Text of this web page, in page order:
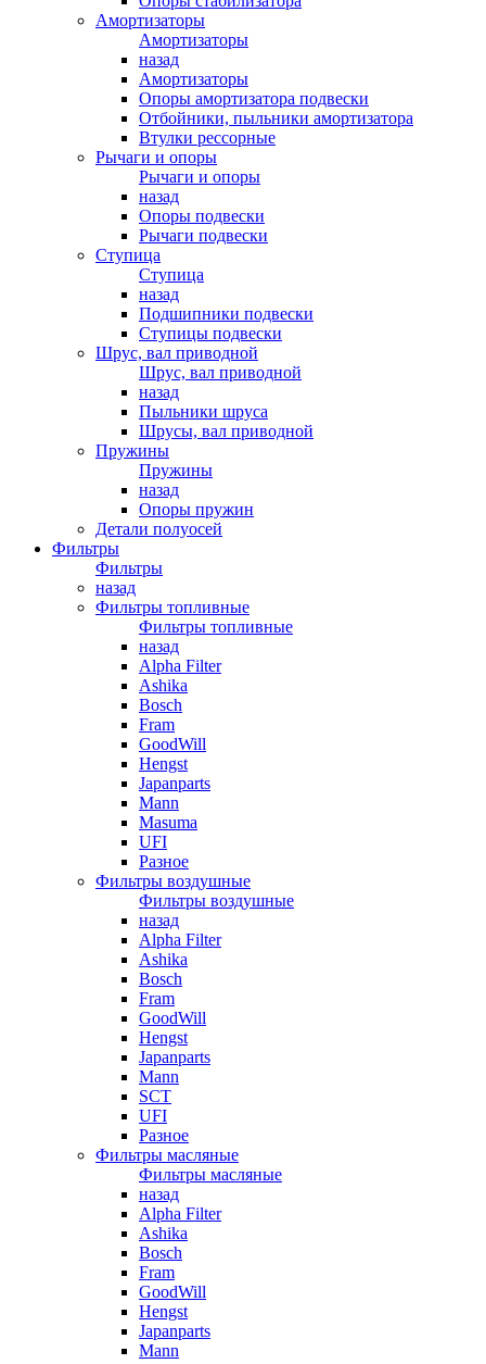
Амортизаторы
Амортизаторы
назад
Амортизаторы
Опоры амортизатора подвески
Отбойники, пыльники амортизатора
Втулки рессорные
Рычаги и опоры
Рычаги и опоры
назад
Опоры подвески
Рычаги подвески
Ступица
Ступица
назад
Подшипники подвески
Ступицы подвески
Шрус, вал приводной
Шрус, вал приводной
назад
Пыльники шруса
Шрусы, вал приводной
Пружины
Пружины
назад
Опоры пружин
Детали полуосей
Фильтры
Фильтры
назад
Фильтры топливные
Фильтры топливные
назад
Alpha Filter
Ashika
Bosch
Fram
GoodWill
Hengst
Japanparts
Mann
Masuma
UFI
Разное
Фильтры воздушные
Фильтры воздушные
назад
Alpha Filter
Ashika
Bosch
Fram
GoodWill
Hengst
Japanparts
Mann
SCT
UFI
Разное
Фильтры масляные
Фильтры масляные
назад
Alpha Filter
Ashika
Bosch
Fram
GoodWill
Hengst
Japanparts
Mann